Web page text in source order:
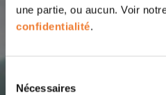
une partie, ou aucun. Voir
confidentialité.
Nécessaires